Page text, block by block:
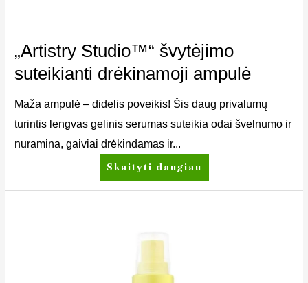
„Artistry Studio™“ švytėjimo
suteikianti drėkinamoji ampulė
Maža ampulė – didelis poveikis! Šis daug privalumų
turintis lengvas gelinis serumas suteikia odai švelnumo ir
nuramina, gaiviai drėkindamas ir...
Skaityti daugiau